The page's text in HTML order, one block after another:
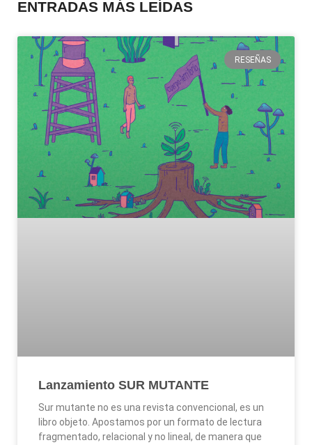
ENTRADAS MÁS LEÍDAS
RESEÑAS
Lanzamiento SUR MUTANTE
Sur mutante no es una revista convencional, es un
libro objeto. Apostamos por un formato de lectura
fragmentado, relacional y no lineal, de manera que